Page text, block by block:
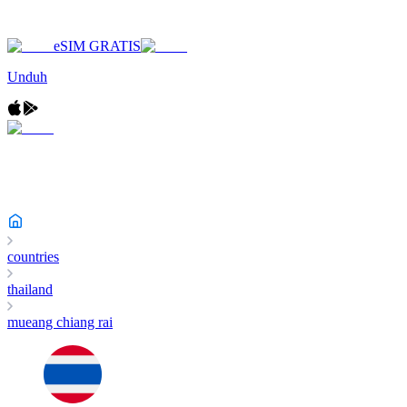
eSIM GRATIS
Unduh
countries
thailand
mueang chiang rai